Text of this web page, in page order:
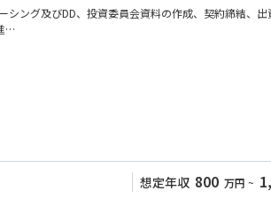
ング及びDD、投資委員会資料の作成、契約締結、出
想定年収 800 万円 ~